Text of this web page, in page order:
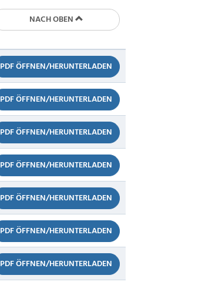
NACH OBEN
PDF ÖFFNEN/HERUNTERLADEN
PDF ÖFFNEN/HERUNTERLADEN
PDF ÖFFNEN/HERUNTERLADEN
PDF ÖFFNEN/HERUNTERLADEN
PDF ÖFFNEN/HERUNTERLADEN
PDF ÖFFNEN/HERUNTERLADEN
PDF ÖFFNEN/HERUNTERLADEN